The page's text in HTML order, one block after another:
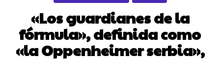
«Los guardianes de la
fórmula», definida como
«la Oppenheimer serbia»,